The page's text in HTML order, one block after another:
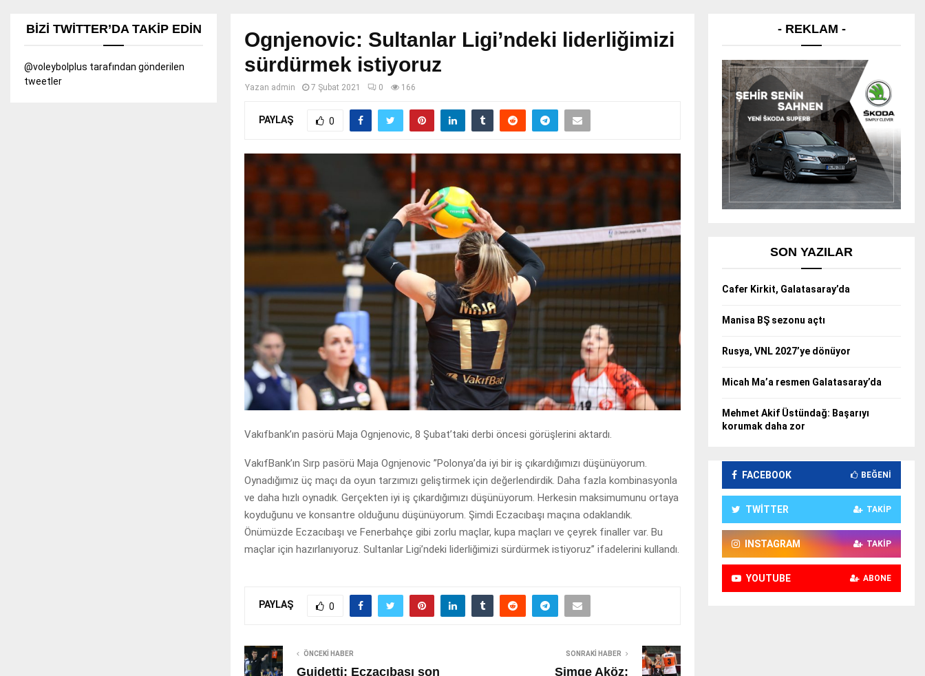
Ognjenovic: Sultanlar Ligi’ndeki liderliğimizi
sürdürmek istiyoruz
Yazan admin 7 Şubat 2021 0 166
PAYLAŞ 0
Vakıfbank’ın pasörü Maja Ognjenovic, 8 Şubat’taki derbi öncesi görüşlerini aktardı.
VakıfBank’ın Sırp pasörü Maja Ognjenovic ”Polonya’da iyi bir iş çıkardığımızı düşünüyorum.
Oynadığımız üç maçı da oyun tarzımızı geliştirmek için değerlendirdik. Daha fazla kombinasyonla
ve daha hızlı oynadık. Gerçekten iyi iş çıkardığımızı düşünüyorum. Herkesin maksimumunu ortaya
koyduğunu ve konsantre olduğunu düşünüyorum. Şimdi Eczacıbaşı maçına odaklandık.
Önümüzde Eczacıbaşı ve Fenerbahçe gibi zorlu maçlar, kupa maçları ve çeyrek finaller var. Bu
maçlar için hazırlanıyoruz. Sultanlar Ligi’ndeki liderliğimizi sürdürmek istiyoruz” ifadelerini kullandı.
PAYLAŞ 0
ÖNCEKI HABER
Guidetti: Eczacıbaşı son
SONRAKI HABER
Simge Aköz:
BIZI TWITTER’DA TAKIP EDIN
@voleybolplus tarafından gönderilen
tweetler
- REKLAM -
SON YAZILAR
Cafer Kirkit, Galatasaray’da
Manisa BŞ sezonu açtı
Rusya, VNL 2027’ye dönüyor
Micah Ma’a resmen Galatasaray’da
Mehmet Akif Üstündağ: Başarıyı
korumak daha zor
FACEBOOK BEĞENI
TWITTER TAKIP
INSTAGRAM TAKIP
YOUTUBE ABONE